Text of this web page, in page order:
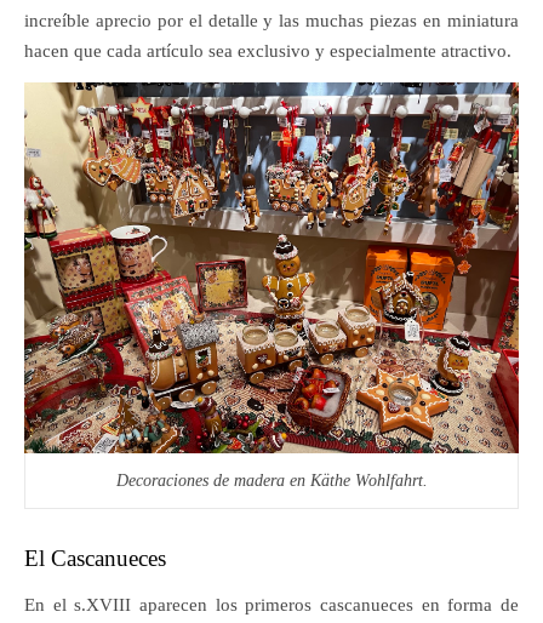
increíble aprecio por el detalle y las muchas piezas en miniatura
hacen que cada artículo sea exclusivo y especialmente atractivo.
Decoraciones de madera en Käthe Wohlfahrt.
El Cascanueces
En el s.XVIII aparecen los primeros cascanueces en forma de